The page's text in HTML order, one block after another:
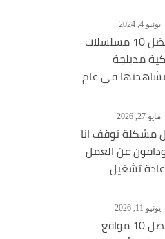
يونيو 4, 2024
أفضل 10 مسلسلات
مدبلجة
في عام
التركية
مايو 27, 2026
مشكلة توقف انا
عن العمل
تشغيل
يونيو 11, 2026
أفضل 10 مواقع